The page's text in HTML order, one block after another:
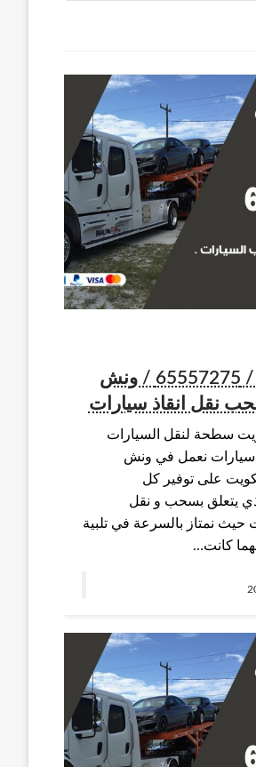
ونش النويصيب / 65557275 / ونش
نقل انقاذ سيارات
سطحة لنقل السيارات
نعمل في ونش
على توفير كل
يتعلق بسحب و نقل
حيث نمتاز بالسرعة في تلبية
كانت…